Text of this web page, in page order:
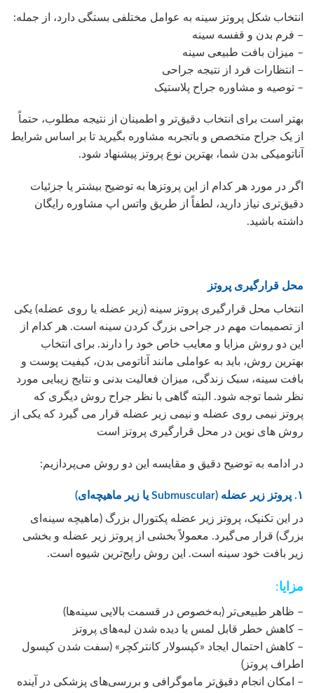
انتخاب شکل پروتز سینه به عوامل مختلفی بستگی دارد، از جمله:
– فرم بدن و قفسه سینه
– میزان بافت طبیعی سینه
– انتظارات فرد از نتیجه جراحی
– توصیه و مشاوره جراح پلاستیک
بهتر است برای انتخاب دقیق‌تر و اطمینان از نتیجه مطلوب، حتماً
از یک جراح متخصص و باتجربه مشاوره بگیرید تا بر اساس شرایط
آناتومیکی بدن شما، بهترین نوع پروتز پیشنهاد شود.
اگر در مورد هر کدام از این پروتزها به توضیح بیشتر یا جزئیات
دقیق‌تری نیاز دارید، لطفاً از طریق واتس اپ مشاوره رایگان
داشته باشید.
محل قرارگیری پروتز
انتخاب محل قرارگیری پروتز سینه (زیر عضله یا روی عضله) یکی
از تصمیمات مهم در جراحی بزرگ کردن سینه است. هر کدام از
این دو روش مزایا و معایب خاص خود را دارند. برای انتخاب
بهترین روش، باید به عواملی مانند آناتومی بدن، کیفیت پوست و
بافت سینه، سبک زندگی، میزان فعالیت بدنی و نتایج زیبایی مورد
نظر شما توجه شود. البته گاهی با نظر جراح روش دیگری که
پروتز نیمی روی عضله و نیمی زیر عضله قرار می گیرد که یکی از
روش های نوین در محل قرارگیری پروتز است
در ادامه به توضیح دقیق و مقایسه این دو روش می‌پردازیم:
۱. پروتز زیر عضله (Submuscular یا زیر ماهیچه‌ای)
در این تکنیک، پروتز زیر عضله پکتورال بزرگ (ماهیچه سینه‌ای
بزرگ) قرار می‌گیرد. معمولاً بخشی از پروتز زیر عضله و بخشی
زیر بافت خود سینه است. این روش رایج‌ترین شیوه است.
مزایا:
– ظاهر طبیعی‌تر (به‌خصوص در قسمت بالایی سینه‌ها)
– کاهش خطر قابل لمس یا دیده شدن لبه‌های پروتز
– کاهش احتمال ایجاد «کپسولار کانترکچر» (سفت شدن کپسول
اطراف پروتز)
– امکان انجام دقیق‌تر ماموگرافی و بررسی‌های پزشکی در آینده